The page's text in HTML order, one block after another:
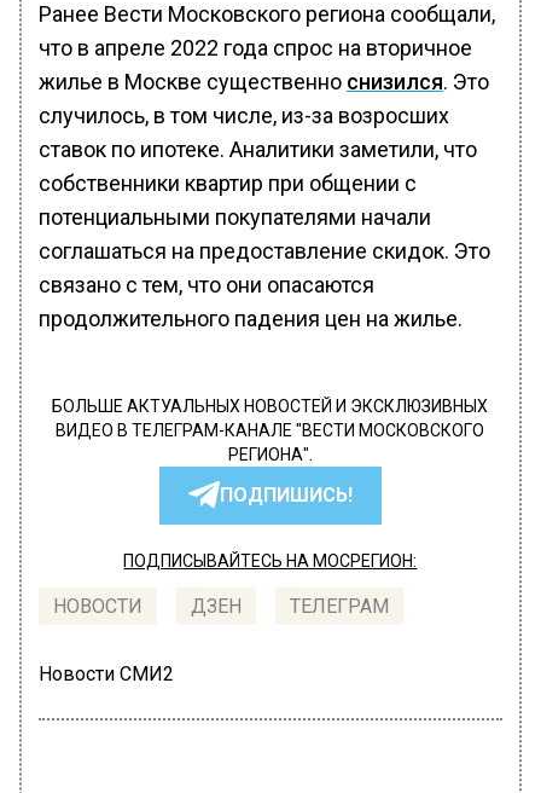
Ранее Вести Московского региона сообщали,
что в апреле 2022 года спрос на вторичное
жилье в Москве существенно снизился. Это
случилось, в том числе, из-за возросших
ставок по ипотеке. Аналитики заметили, что
собственники квартир при общении с
потенциальными покупателями начали
соглашаться на предоставление скидок. Это
связано с тем, что они опасаются
продолжительного падения цен на жилье.
БОЛЬШЕ АКТУАЛЬНЫХ НОВОСТЕЙ И ЭКСКЛЮЗИВНЫХ
ВИДЕО В ТЕЛЕГРАМ-КАНАЛЕ "ВЕСТИ МОСКОВСКОГО
РЕГИОНА".
ПОДПИШИСЬ!
ПОДПИСЫВАЙТЕСЬ НА МОСРЕГИОН:
НОВОСТИ ДЗЕН ТЕЛЕГРАМ
Новости СМИ2